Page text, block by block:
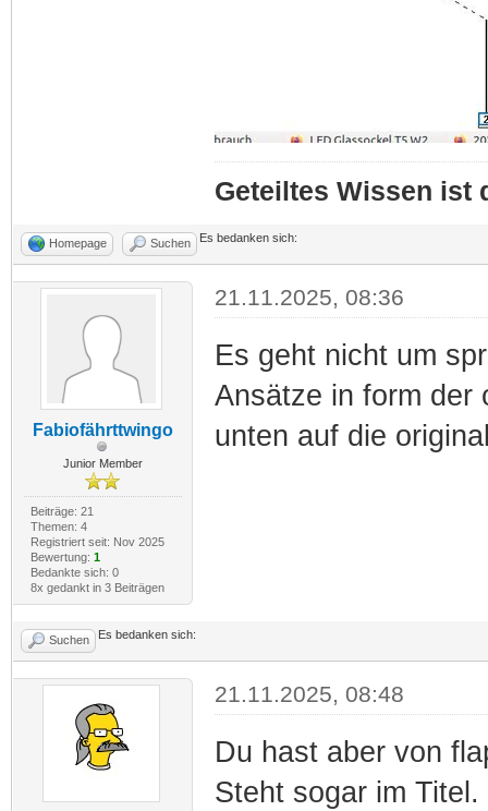
Geteiltes Wissen ist
Homepage Suchen Es bedanken sich:
Fabiofährttwingo
Junior Member
Beiträge: 21
Themen: 4
Registriert seit: Nov 2025
Bewertung: 1
Bedankte sich: 0
8x gedankt in 3 Beiträgen
21.11.2025, 08:36
Es geht nicht um
Ansätze in form der
unten auf die
Suchen Es bedanken sich:
21.11.2025, 08:48
Du hast aber von
Steht sogar im Titel.